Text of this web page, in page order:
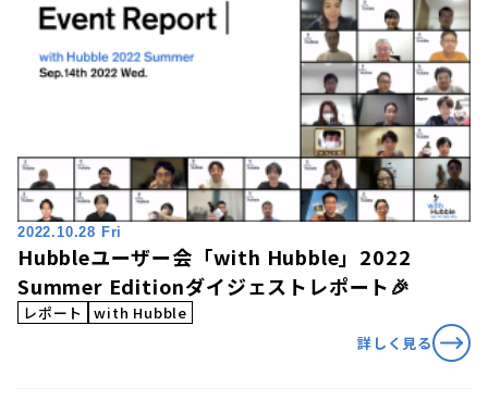
2022.10.28 Fri
Hubbleユーザー会「with Hubble」2022
Summer Editionダイジェストレポート🎉
レポート
with Hubble
詳しく見る